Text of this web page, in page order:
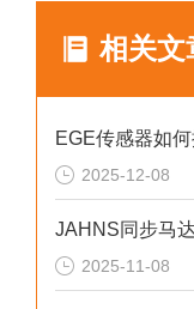
相关文
2025-12-08
JAHNS同步马
2025-11-08